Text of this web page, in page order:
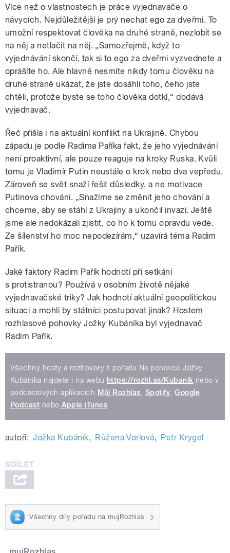
Více než o vlastnostech je práce vyjednavače o
návycích. Nejdůležitější je prý nechat ego za dveřmi. To
umožní respektovat člověka na druhé straně, nezlobit se
na něj a netlačit na něj. „Samozřejmě, když to
vyjednávání skončí, tak si to ego za dveřmi vyzvednete a
oprášíte ho. Ale hlavně nesmíte nikdy tomu člověku na
druhé straně ukázat, že jste dosáhli toho, čeho jste
chtěli, protože byste se toho člověka dotkl,“ dodává
vyjednavač.
Řeč přišla i na aktuální konflikt na Ukrajině. Chybou
západu je podle Radima Paříka fakt, že jeho vyjednávání
není proaktivní, ale pouze reaguje na kroky Ruska. Kvůli
tomu je Vladimír Putin neustále o krok nebo dva vepředu.
Zároveň se svět snaží řešit důsledky, a ne motivace
Putinova chování. „Snažíme se změnit jeho chování a
chceme, aby se stáhl z Ukrajiny a ukončil invazi. Ještě
jsme ale nedokázali zjistit, co ho k tomu opravdu vede.
Ze šílenství ho moc nepodezírám,“ uzavírá téma Radim
Pařík.
Jaké faktory Radim Pařík hodnotí při setkání
s protistranou? Používá v osobním životě nějaké
vyjednavačské triky? Jak hodnotí aktuální geopolitickou
situaci a mohli by státníci postupovat jinak? Hostem
rozhlasové pohovky Jožky Kubáníka byl vyjednavač
Radim Pařík.
Všechny hosty a rozhovory z pořadu Na pohovce Jožky
Kubáníka najdete i na webu https://rozhl.as/Kubanik nebo v
podcastových aplikacích Můj Rozhlas, Spotify,Google
Podcast nebo Apple iTunes.
autoři: Jožka Kubáník, Růžena Vorlová, Petr Krygel
Všechny díly pořadu na mujRozhlas